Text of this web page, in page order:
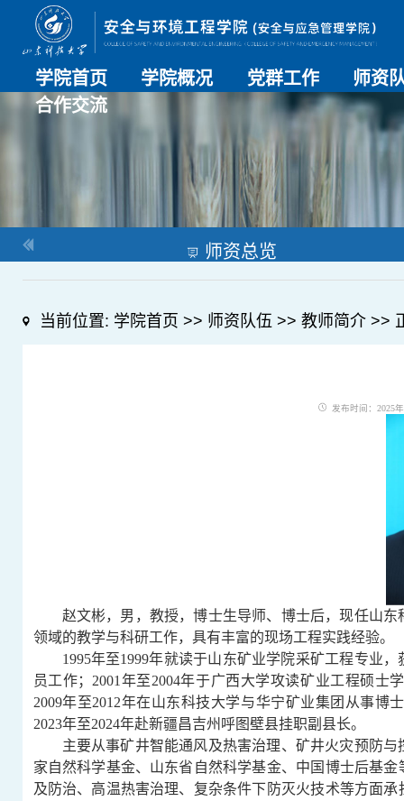
学院首页 学院概况 党群工作 师资
师资总
导师名
教师简
合作交流
师资总览
当前位置: 学院首页 >> 师资队伍 >> 教师简介>>
发布时间：2025
赵文彬，男，教授，博士生导师、博士后，现任山
领域的教学与科研工作，具有丰富的现场工程实践经验。
1995年至1999年就读于山东矿业学院采矿工程专业
员工作；2001年至2004年于广西大学攻读矿业工程硕士
2009年至2012年在山东科技大学与华宁矿业集团从事博
2023年至2024年赴新疆昌吉州呼图壁县挂职副县长。
主要从事矿井智能通风及热害治理、矿井火灾预防
家自然科学基金、山东省自然科学基金、中国博士后基
及防治、高温热害治理、复杂条件下防灭火技术等方面